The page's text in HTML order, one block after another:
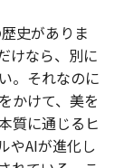
史がありま
けなら、別に
。それなのに
かけて、美を
質に通じるヒ
やAIが進化し